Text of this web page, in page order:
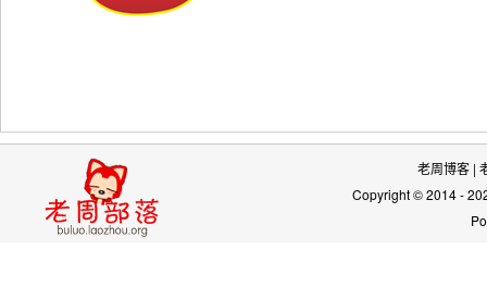
老周博客 |
Copyright © 2014 -